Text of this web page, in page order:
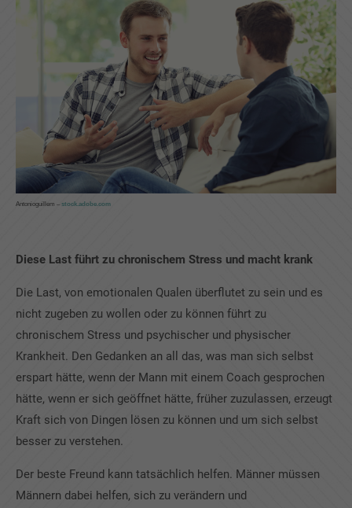
Antonioguillem – stock.adobe.com
Diese Last führt zu chronischem Stress und macht krank
Die Last, von emotionalen Qualen überflutet zu sein und es
nicht zugeben zu wollen oder zu können führt zu
chronischem Stress und psychischer und physischer
Krankheit. Den Gedanken an all das, was man sich selbst
erspart hätte, wenn der Mann mit einem Coach gesprochen
hätte, wenn er sich geöffnet hätte, früher zuzulassen, erzeugt
Kraft sich von Dingen lösen zu können und um sich selbst
besser zu verstehen.
Der beste Freund kann tatsächlich helfen. Männer müssen
Männern dabei helfen, sich zu verändern und